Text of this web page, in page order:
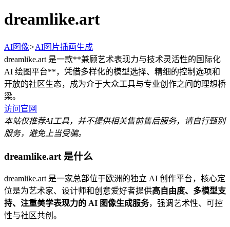
dreamlike.art
AI图像>AI图片插画生成
dreamlike.art 是一款**兼顾艺术表现力与技术灵活性的国际化
AI 绘图平台**，凭借多样化的模型选择、精细的控制选项和
开放的社区生态，成为介于大众工具与专业创作之间的理想桥
梁。
访问官网
本站仅推荐AI工具，并不提供相关售前售后服务，请自行甄别
服务，避免上当受骗。
dreamlike.art 是什么
dreamlike.art 是一家总部位于欧洲的独立 AI 创作平台，核心定
位是为艺术家、设计师和创意爱好者提供高自由度、多模型支
持、注重美学表现力的 AI 图像生成服务，强调艺术性、可控
性与社区共创。